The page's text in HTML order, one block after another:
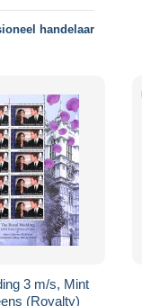
handelaar
3 m/s, Mint
(Royalty)